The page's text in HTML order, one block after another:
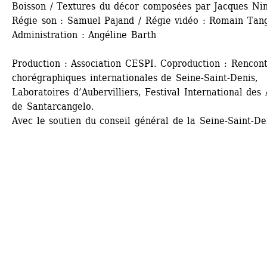
Boisson / Textures du décor composées par Jacques
Régie son : Samuel Pajand / Régie vidéo : Romain
Administration : Angéline Barth
Production : Association CESPI. Coproduction :
chorégraphiques internationales de Seine-Saint-Denis,
Laboratoires d’Aubervilliers, Festival International des
de Santarcangelo.
Avec le soutien du conseil général de la Seine-Saint-